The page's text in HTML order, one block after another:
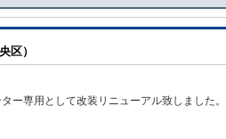
区）
ー専用として改装リニューアル致しました。